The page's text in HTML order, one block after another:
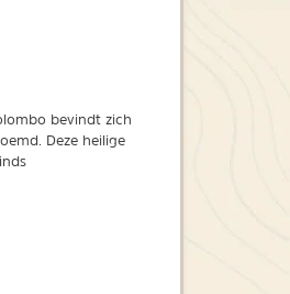
bevindt zich
Deze heilige